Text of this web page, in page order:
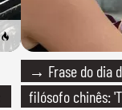
→ Frase do dia
filósofo chinês: